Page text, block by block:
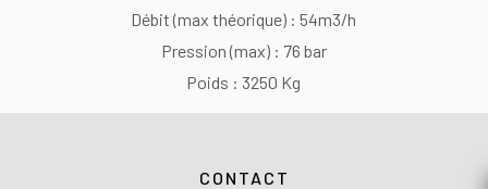
Débit (max théorique) : 54m3/h
Pression (max) : 76 bar
Poids : 3250 Kg
CONTACT